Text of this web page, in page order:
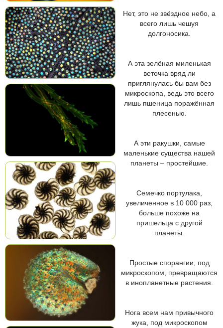
Нет, это не звёздное небо, а
всего лишь чешуя
долгоносика.
А эта зелёная миленькая
веточка вряд ли
приглянулась бы вам без
микроскопа, ведь это всего
лишь пшеница поражённая
плесенью.
А эти ракушки, самые
маленькие существа нашей
планеты – простейшие.
Семечко портулака,
увеличенное в 10 000 раз,
больше похоже на
пришельца с другой
планеты.
Простые спорангии, под
микроскопом, превращаются
в инопланетные растения.
Нога всем нам привычного
жука, под микроскопом